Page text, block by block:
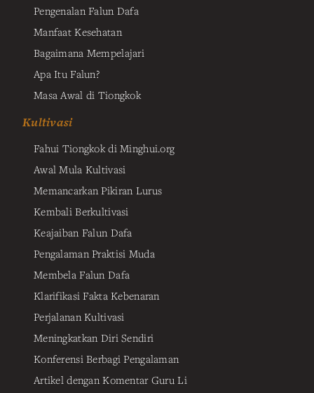
Pengenalan Falun Dafa
Manfaat Kesehatan
Bagaimana Mempelajari
Apa Itu Falun?
Masa Awal di Tiongkok
Kultivasi
Fahui Tiongkok di Minghui.org
Awal Mula Kultivasi
Memancarkan Pikiran Lurus
Kembali Berkultivasi
Keajaiban Falun Dafa
Pengalaman Praktisi Muda
Membela Falun Dafa
Klarifikasi Fakta Kebenaran
Perjalanan Kultivasi
Meningkatkan Diri Sendiri
Konferensi Berbagi Pengalaman
Artikel dengan Komentar Guru Li